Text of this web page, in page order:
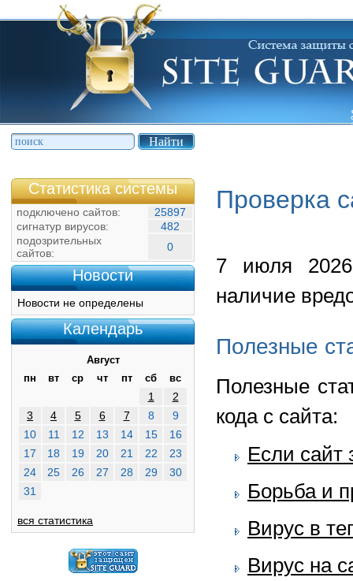
Статистика системы
подключено сайтов:
25897
сигнатур вирусов:
482
подозрительных
сайтов:
0
Новости
Новости не определены
Календарь
Август
пн
вт ср чт пт сб вс
1
2
3
4 5 6 7 8
9
10
11 12 13 14 15
16
17
18 19 20 21 22
23
24
25 26 27 28 29
30
31
вся статистика
Проверка
7 июля
наличие
Полезные
Полезные
кода с сайта:
Если сайт
Борьба и
Вирус в
Вирус на